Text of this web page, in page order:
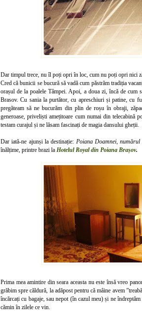
Dar timpul trece, nu îl poți opri în loc, cum nu poți opri nici
Cred că bunicii se bucură să vadă cum păstrăm tradiția
orașul de la poalele Tâmpei. Apoi, a doua zi, încă de cum
Brasov. Cu sania la purtător, cu apreschiuri și patine, cu
pregăteam să ne bucurăm din plin de roșu în obraji,
generoase, priveliști amețitoare cum numai din
testam curajul și ne lăsam fascinați de magia dansului gheții.
Dar iată-ne ajunși la destinație: Poiana Doamnei, numărul
înălțime, printre brazi la Hotelul Royal din Poiana Brașov.
Prima mea amintire din seara aceasta nu este însă vreo
grăbim spre căldură, la adăpost pentru că mâine avem
încărcați cu bagaje, sau nepot (în cazul meu) și ne
cămin în zilele ce vin.